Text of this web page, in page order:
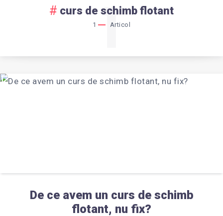
curs de schimb flotant
1 Articol
1
De ce avem un curs de schimb
flotant, nu fix?